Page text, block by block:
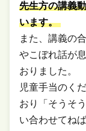
先生方の講義
います。
また、講義の
やこぼれ話が
おりました。
児童手当のく
おり「そうそ
い合わせてね